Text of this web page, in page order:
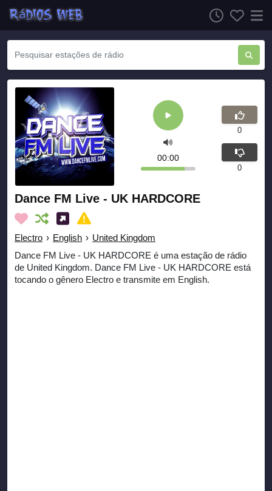
Dance FM Live - UK HARDCORE
Electro › English › United Kingdom
Dance FM Live - UK HARDCORE é uma estação de rádio
de United Kingdom. Dance FM Live - UK HARDCORE está
tocando o gênero Electro e transmite em English.
00:00
0
0